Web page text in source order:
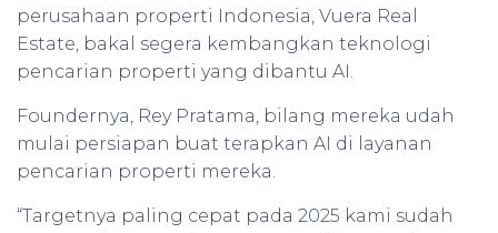
perusahaan properti Indonesia, Vuera Real
Estate, bakal segera kembangkan teknologi
pencarian properti yang dibantu AI.
Foundernya, Rey Pratama, bilang mereka udah
mulai persiapan buat terapkan AI di layanan
pencarian properti mereka.
“Targetnya paling cepat pada 2025 kami sudah